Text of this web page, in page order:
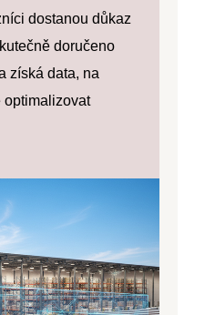
dostanou důkaz
doručeno
získá data, na
optimalizovat